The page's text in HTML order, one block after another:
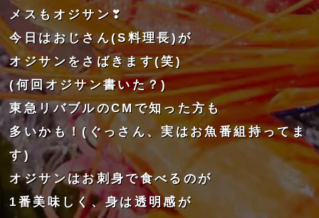
メスもオジサン❣
今日はおじさん(S料理長)が
オジサンをさばきます(笑)
(何回オジサン書いた？)
東急リバブルのCMで知った方も
多いかも！(ぐっさん、実はお魚番組持ってま
す)
オジサンはお刺身で食べるのが
1番美味しく、身は透明感が